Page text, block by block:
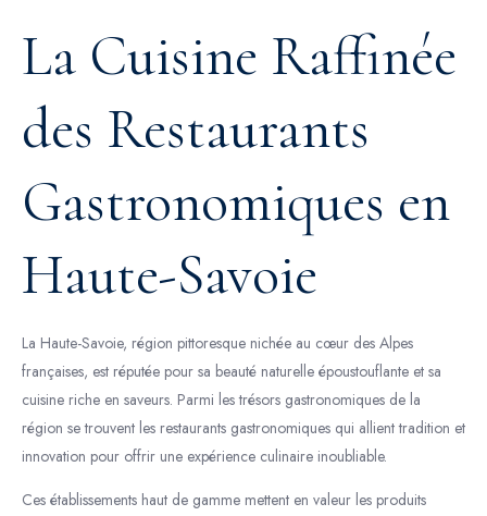
La Cuisine Raffinée
des Restaurants
Gastronomiques en
Haute-Savoie
La Haute-Savoie, région pittoresque nichée au cœur des Alpes
françaises, est réputée pour sa beauté naturelle époustouflante et sa
cuisine riche en saveurs. Parmi les trésors gastronomiques de la
région se trouvent les restaurants gastronomiques qui allient tradition et
innovation pour offrir une expérience culinaire inoubliable.
Ces établissements haut de gamme mettent en valeur les produits